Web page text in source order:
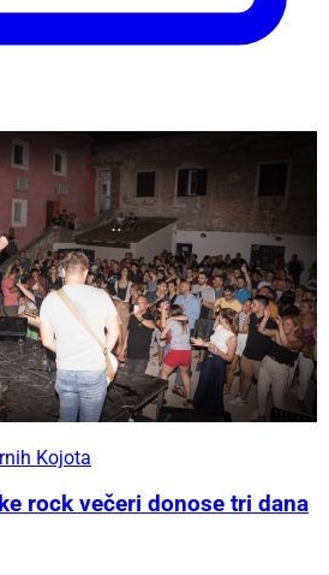
Kojota
rock večeri donose tri dana